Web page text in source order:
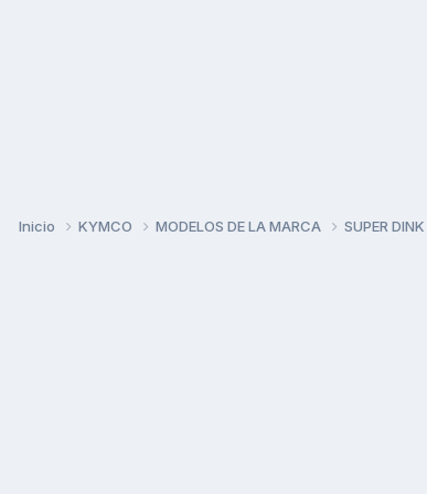
Inicio KYMCO MODELOS DE LA MARCA SUPER DINK